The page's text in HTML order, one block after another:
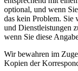
optional, und wenn
das kein Problem. Sie
und Dienstleistungen
wenn Sie diese
Wir bewahren im
Kopien der